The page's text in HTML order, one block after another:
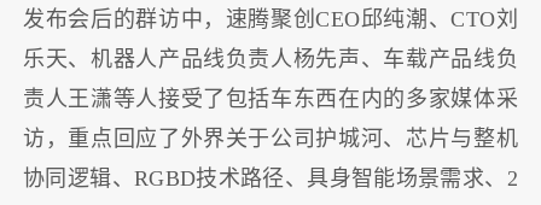
发布会后的群访中，速腾聚创CEO邱纯潮、CTO刘
乐天、机器人产品线负责人杨先声、车载产品线负
责人王潇等人接受了包括车东西在内的多家媒体采
访，重点回应了外界关于公司护城河、芯片与整机
协同逻辑、RGBD技术路径、具身智能场景需求、2